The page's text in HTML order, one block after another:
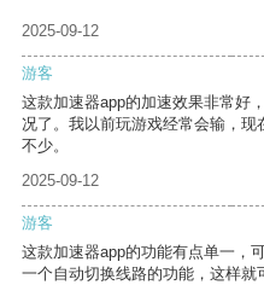
2025-09-12
游客
这款加速器app的加速效果非常好
况了。我以前玩游戏经常会输，现
不少。
2025-09-12
游客
这款加速器app的功能有点单一，
一个自动切换线路的功能，这样